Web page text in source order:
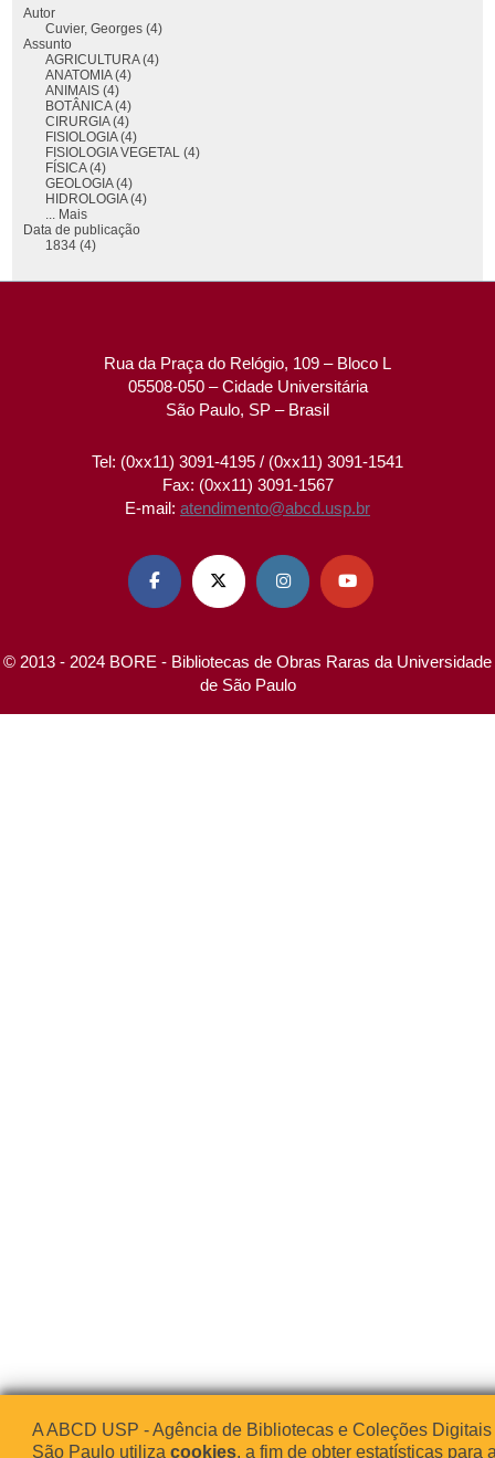
Autor
Cuvier, Georges (4)
Assunto
AGRICULTURA (4)
ANATOMIA (4)
ANIMAIS (4)
BOTÂNICA (4)
CIRURGIA (4)
FISIOLOGIA (4)
FISIOLOGIA VEGETAL (4)
FÍSICA (4)
GEOLOGIA (4)
HIDROLOGIA (4)
... Mais
Data de publicação
1834 (4)
Rua da Praça do Relógio, 109 – Bloco L
05508-050 – Cidade Universitária
São Paulo, SP – Brasil
Tel: (0xx11) 3091-4195 / (0xx11) 3091-1541
Fax: (0xx11) 3091-1567
E-mail: atendimento@abcd.usp.br
   
© 2013 - 2024 BORE - Bibliotecas de Obras Raras da Universidade
de São Paulo
A ABCD USP - Agência de Bibliotecas e Coleções
São Paulo utiliza cookies, a fim de obter estatísticas para